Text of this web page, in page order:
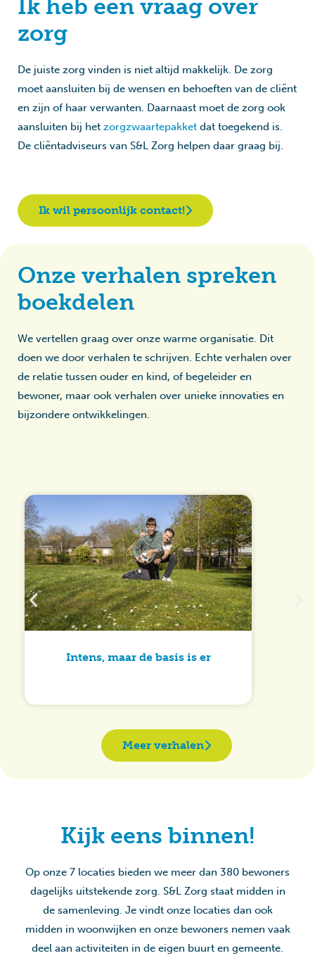
Ik heb een vraag over
zorg
De juiste zorg vinden is niet altijd makkelijk. De zorg
moet aansluiten bij de wensen en behoeften van de cliënt
en zijn of haar verwanten. Daarnaast moet de zorg ook
aansluiten bij het zorgzwaartepakket dat toegekend is.
De cliëntadviseurs van S&L Zorg helpen daar graag bij.
Ik wil persoonlijk contact!
Onze verhalen spreken
boekdelen
We vertellen graag over onze warme organisatie. Dit
doen we door verhalen te schrijven. Echte verhalen over
de relatie tussen ouder en kind, of begeleider en
bewoner, maar ook verhalen over unieke innovaties en
bijzondere ontwikkelingen.
Intens, maar de basis is er
Meer verhalen
Kijk eens binnen!
Op onze 7 locaties bieden we meer dan 380 bewoners
dagelijks uitstekende zorg. S&L Zorg staat midden in
de samenleving. Je vindt onze locaties dan ook
midden in woonwijken en onze bewoners nemen vaak
deel aan activiteiten in de eigen buurt en gemeente.